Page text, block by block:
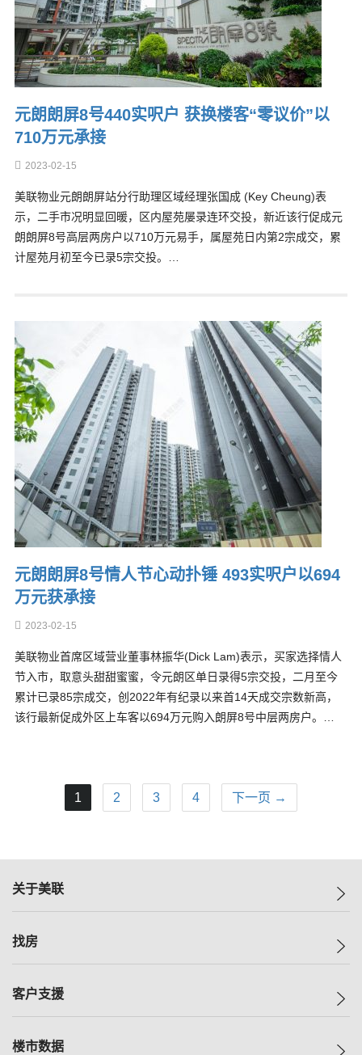
元朗朗屏8号440实呎户 获换楼客“零议价”以
710万元承接
2023-02-15
美联物业元朗朗屏站分行助理区域经理张国成 (Key Cheung)表
示，二手市况明显回暖，区内屋苑屡录连环交投，新近该行促成元
朗朗屏8号高层两房户以710万元易手，属屋苑日内第2宗成交，累
计屋苑月初至今已录5宗交投。…
元朗朗屏8号情人节心动扑锤 493实呎户以694
万元获承接
2023-02-15
美联物业首席区域营业董事林振华(Dick Lam)表示，买家选择情人
节入市，取意头甜甜蜜蜜，令元朗区单日录得5宗交投，二月至今
累计已录85宗成交，创2022年有纪录以来首14天成交宗数新高，
该行最新促成外区上车客以694万元购入朗屏8号中层两房户。…
1 2 3 4 下一页 →
关于美联
美联集团
人才招募
找房
一手新房
客户支援
自助放盘
楼市数据